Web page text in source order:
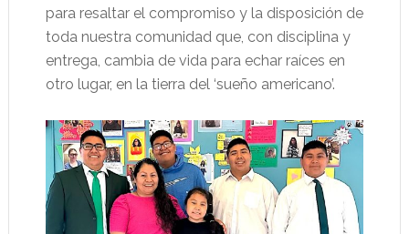
para resaltar el compromiso y la disposición de
toda nuestra comunidad que, con disciplina y
entrega, cambia de vida para echar raíces en
otro lugar, en la tierra del ‘sueño americano’.